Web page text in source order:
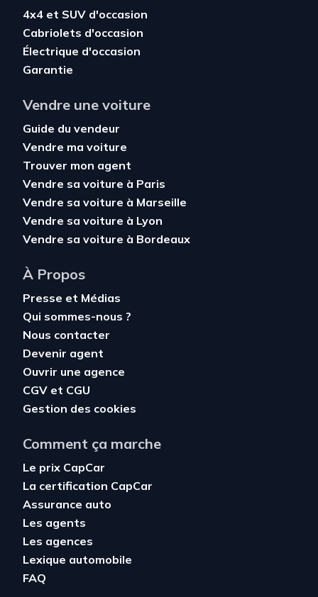
4x4 et SUV d'occasion
Cabriolets d'occasion
Électrique d'occasion
Garantie
Vendre une voiture
Guide du vendeur
Vendre ma voiture
Trouver mon agent
Vendre sa voiture à Paris
Vendre sa voiture à Marseille
Vendre sa voiture à Lyon
Vendre sa voiture à Bordeaux
À Propos
Presse et Médias
Qui sommes-nous ?
Nous contacter
Devenir agent
Ouvrir une agence
CGV et CGU
Gestion des cookies
Comment ça marche
Le prix CapCar
La certification CapCar
Assurance auto
Les agents
Les agences
Lexique automobile
FAQ